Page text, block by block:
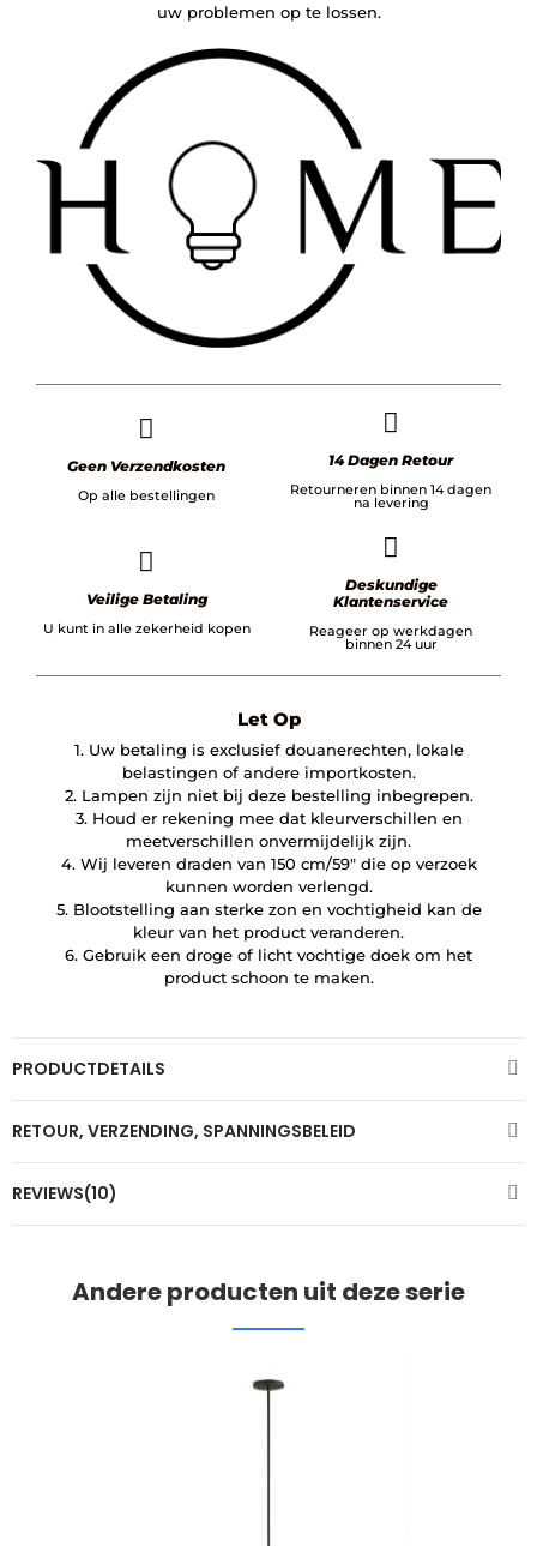
uw problemen op te lossen.
Geen Verzendkosten
Op alle bestellingen
14 Dagen Retour
Retourneren binnen 14 dagen
na levering
Veilige Betaling
U kunt in alle zekerheid kopen
Deskundige
Klantenservice
Reageer op werkdagen
binnen 24 uur
Let Op
1. Uw betaling is exclusief douanerechten, lokale
belastingen of andere importkosten.
2. Lampen zijn niet bij deze bestelling inbegrepen.
3. Houd er rekening mee dat kleurverschillen en
meetverschillen onvermijdelijk zijn.
4. Wij leveren draden van 150 cm/59″ die op verzoek
kunnen worden verlengd.
5. Blootstelling aan sterke zon en vochtigheid kan de
kleur van het product veranderen.
6. Gebruik een droge of licht vochtige doek om het
product schoon te maken.
PRODUCTDETAILS
RETOUR, VERZENDING, SPANNINGSBELEID
REVIEWS(10)
Andere producten uit deze serie